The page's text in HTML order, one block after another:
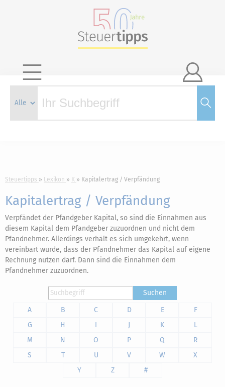

Steuertipps Lexikon K Kapitalertrag / Verpfändung
Kapitalertrag / Verpfändung
Verpfändet der Pfandgeber Kapital, so sind die Einnahmen aus
diesem Kapital dem Pfandgeber zuzuordnen und nicht dem
Pfandnehmer. Allerdings verhält es sich umgekehrt, wenn
vereinbart wurde, dass der Pfandnehmer das Kapital auf eigene
Rechnung nutzen darf. Dann sind die Einnahmen dem
Pfandnehmer zuzuordnen.
Suchen
A
B C D E
F
G
H I J K
L
M
N O P Q
R
S
T U V W
X
Y
Z #